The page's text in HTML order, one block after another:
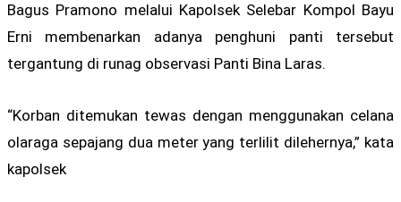
Bagus Pramono melalui Kapolsek Selebar Kompol Bayu
Erni membenarkan adanya penghuni panti tersebut
tergantung di runag observasi Panti Bina Laras.
“Korban ditemukan tewas dengan menggunakan celana
olaraga sepajang dua meter yang terlilit dilehernya,” kata
kapolsek